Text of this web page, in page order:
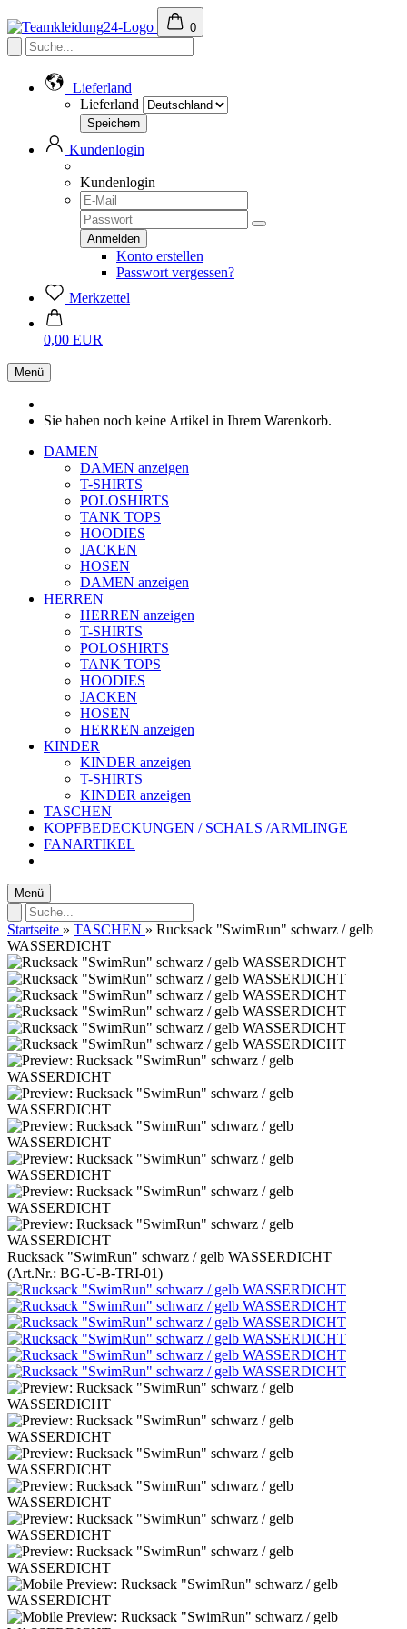
0
Lieferland
Lieferland
Kundenlogin
Kundenlogin
Konto erstellen
Passwort vergessen?
Merkzettel
0,00 EUR
Menü
Sie haben noch keine Artikel in Ihrem Warenkorb.
DAMEN
DAMEN anzeigen
T-SHIRTS
POLOSHIRTS
TANK TOPS
HOODIES
JACKEN
HOSEN
DAMEN anzeigen
HERREN
HERREN anzeigen
T-SHIRTS
POLOSHIRTS
TANK TOPS
HOODIES
JACKEN
HOSEN
HERREN anzeigen
KINDER
KINDER anzeigen
T-SHIRTS
KINDER anzeigen
TASCHEN
KOPFBEDECKUNGEN / SCHALS /ARMLINGE
FANARTIKEL
Menü
Startseite » TASCHEN » Rucksack "SwimRun" schwarz / gelb
WASSERDICHT
Rucksack "SwimRun" schwarz / gelb WASSERDICHT
(Art.Nr.: BG-U-B-TRI-01)